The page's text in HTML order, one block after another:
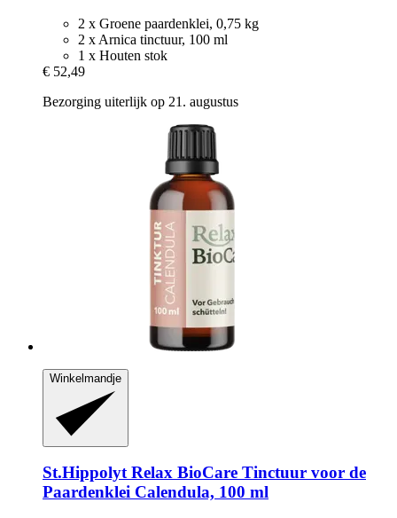
2 x Groene paardenklei, 0,75 kg
2 x Arnica tinctuur, 100 ml
1 x Houten stok
€ 52,49
Bezorging uiterlijk op 21. augustus
Winkelmandje
St.HippolytRelax BioCare Tinctuur voor de
Paardenklei Calendula, 100 ml